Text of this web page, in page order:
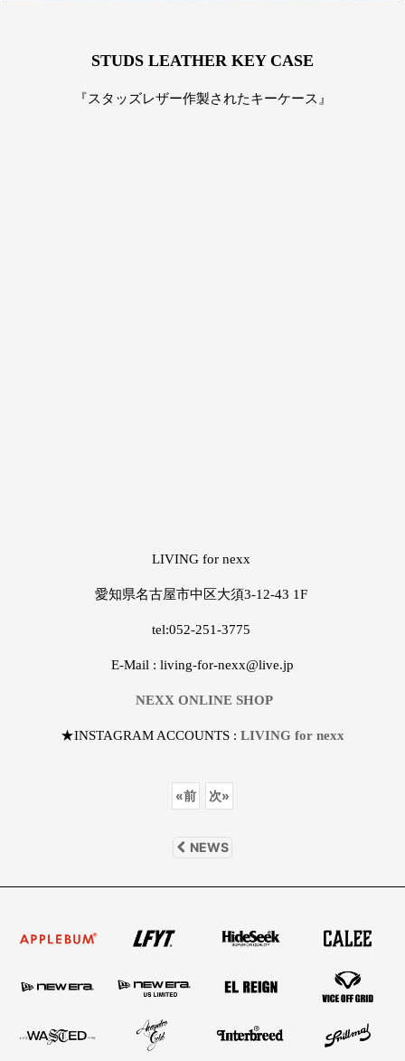
STUDS LEATHER KEY CASE
『スタッズレザー作製されたキーケース』
LIVING for nexx
愛知県名古屋市中区大須3-12-43 1F
tel:052-251-3775
E-Mail : living-for-nexx@live.jp
NEXX ONLINE SHOP
★INSTAGRAM ACCOUNTS : LIVING for nexx
«前 次»
NEWS